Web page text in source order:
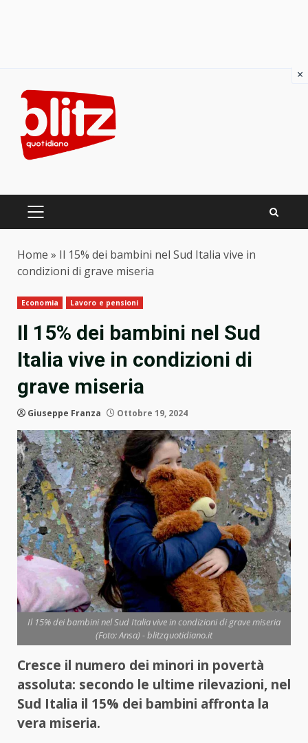
content
PRIMARY
Home » Il 15% dei bambini nel Sud Italia vive in
condizioni di grave miseria
Economia Lavoro e pensioni
Il 15% dei bambini nel Sud
Italia vive in condizioni di
grave miseria
Giuseppe Franza Ottobre 19, 2024
Il 15% dei bambini nel Sud Italia vive in condizioni di grave miseria
(Foto: Ansa) - blitzquotidiano.it
Cresce il numero dei minori in povertà
assoluta: secondo le ultime rilevazioni, nel
Sud Italia il 15% dei bambini affronta la
vera miseria.
×